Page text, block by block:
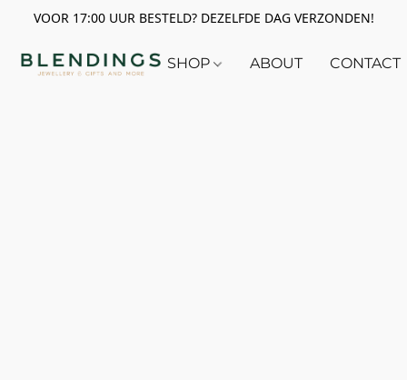
VOOR 17:00 UUR BESTELD? DEZELFDE DAG VERZONDEN!
SHOP ABOUT CONTACT